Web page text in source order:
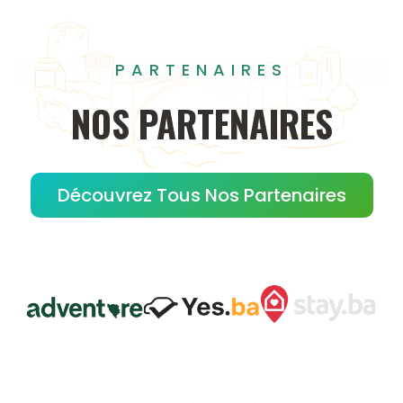
PARTENAIRES
NOS PARTENAIRES
Découvrez Tous Nos Partenaires